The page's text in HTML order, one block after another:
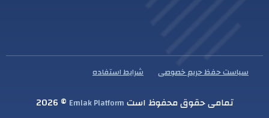
سیاست حفظ حریم خصوصی شرایط استفاده
تمامی حقوق محفوظ است Emlak Platform
© 2026